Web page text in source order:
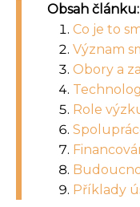
Obsah článku:
Co je to
Význam
Obory a
Role
Příklady